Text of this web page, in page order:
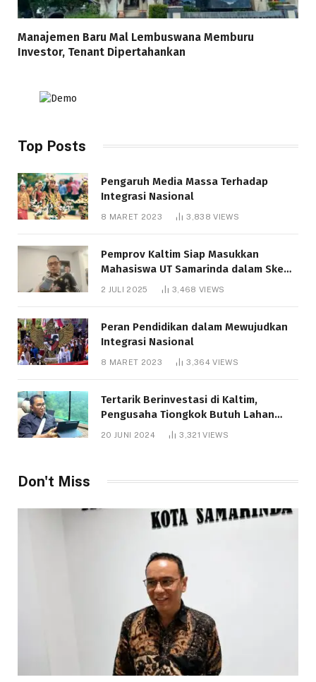
Manajemen Baru Mal Lembuswana Memburu
Investor, Tenant Dipertahankan
Top Posts
Pengaruh Media Massa Terhadap
Integrasi Nasional
8 MARET 2023 3,838VIEWS
Pemprov Kaltim Siap Masukkan
Mahasiswa UT Samarinda dalam Skema
Bantuan Pendidikan Gratispol
2 JULI 2025 3,468 VIEWS
Peran Pendidikan dalam Mewujudkan
Integrasi Nasional
8 MARET 2023 3,364VIEWS
Tertarik Berinvestasi di Kaltim,
Pengusaha Tiongkok Butuh Lahan
1.000 Hektare
20 JUNI 2024 3,321VIEWS
Don't Miss